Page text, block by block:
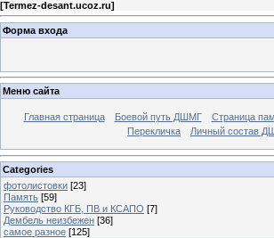
[Termez-desant.ucoz.ru]
Форма входа
Меню сайта
Главная страница Боевой путь ДШМГ Страница
Перекличка
Личный состав
Categories
фотолистовки [23]
Память [59]
Руководство КГБ, ПВ и КСАПО [7]
Дембель неизбежен [36]
самое разное [125]